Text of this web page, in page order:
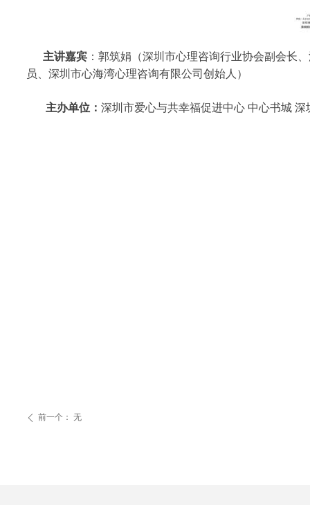
主讲嘉宾 ：郭筑娟（深圳市心理咨询行业协会副会长
员、深圳市心海湾心理咨询有限公司创始人）
主办单位： 深圳市爱心与共幸福促进中心 中心书城
ꄴ 前一个： 无